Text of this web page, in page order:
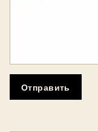
Отправить